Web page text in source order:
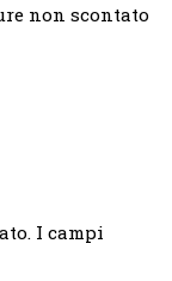
non scontato
I campi